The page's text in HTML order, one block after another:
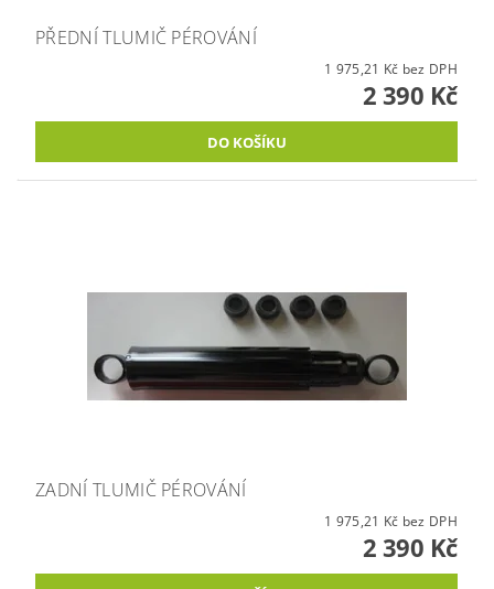
PŘEDNÍ TLUMIČ PÉROVÁNÍ
1 975,21 Kč bez DPH
2 390 Kč
ZADNÍ TLUMIČ PÉROVÁNÍ
1 975,21 Kč bez DPH
2 390 Kč